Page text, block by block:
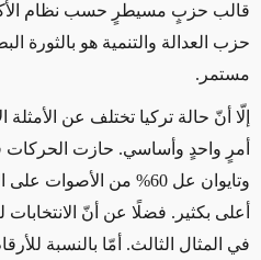
قالب حزبٍ مسيطرٍ حسب نظام
حزب العدالة والتنمية هو بالثورة
مستمر .
إلّا أنّ حالة تركيا تختلف عن
أمرٍ واحدٍ وأساسي. حازت الحركات
وتايوان عل 60% من
أعلى بكثير. فضلًا عن أنّ الانتخابات
في المثال الثالث. أمّا بالنسبة